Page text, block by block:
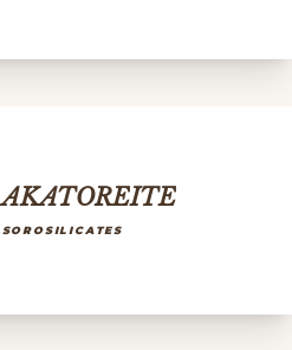
AKATOREITE
SOROSILICATES